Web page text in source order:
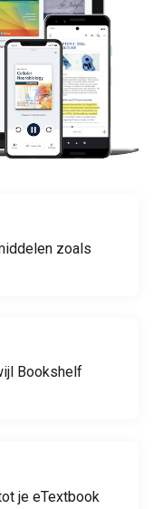
zoals
Bookshelf
je eTextbook